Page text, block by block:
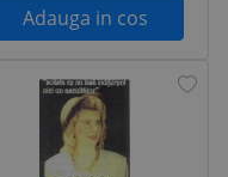
Adauga in cos